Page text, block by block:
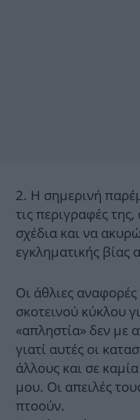
2. Η σημερινή
τις περιγραφές
σχέδια και να
εγκληματικής βίας
Οι άθλιες
σκοτεινού κύκλου
«απληστία» δεν με
γιατί αυτές οι
άλλους και σε
μου. Οι απειλές
πτοούν.